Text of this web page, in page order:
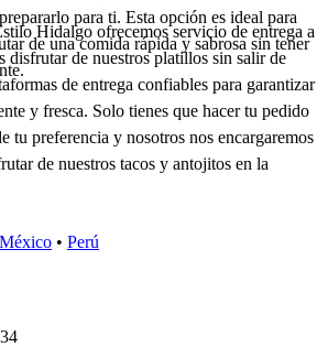
para ti. Esta opción es ideal para
de una comida rápida y sabrosa sin tener
Hidalgo ofrecemos servicio de entrega a
disfrutar de nuestros platillos sin salir de
de entrega confiables para garantizar
y fresca. Solo tienes que hacer tu pedido
tu preferencia y nosotros nos encargaremos
de nuestros tacos y antojitos en la
México • Perú